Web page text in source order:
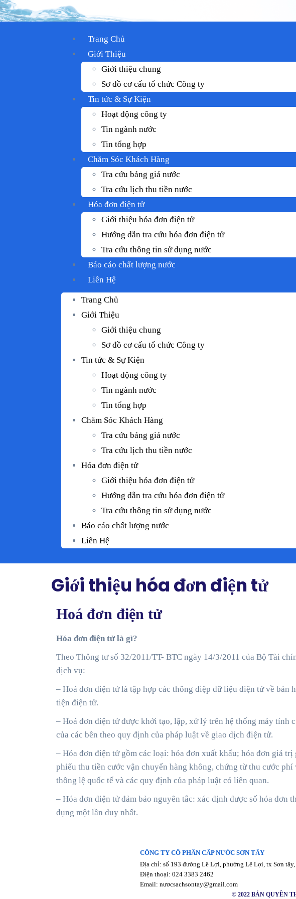
Trang Chủ
Giới Thiệu
Giới thiệu chung
Sơ đồ cơ cấu tổ chức Công ty
Tin tức & Sự Kiện
Hoạt động công ty
Tin ngành nước
Tin tổng hợp
Chăm Sóc Khách Hàng
Tra cứu bảng giá nước
Tra cứu lịch thu tiền nước
Hóa đơn điện tử
Giới thiệu hóa đơn điện tử
Hướng dẫn tra cứu hóa đơn điện tử
Tra cứu thông tin sử dụng nước
Báo cáo chất lượng nước
Liên Hệ
Trang Chủ
Giới Thiệu
Giới thiệu chung
Sơ đồ cơ cấu tổ chức Công ty
Tin tức & Sự Kiện
Hoạt động công ty
Tin ngành nước
Tin tổng hợp
Chăm Sóc Khách Hàng
Tra cứu bảng giá nước
Tra cứu lịch thu tiền nước
Hóa đơn điện tử
Giới thiệu hóa đơn điện tử
Hướng dẫn tra cứu hóa đơn điện tử
Tra cứu thông tin sử dụng nước
Báo cáo chất lượng nước
Liên Hệ
Giới thiệu hóa đơn điện tử
Hoá đơn điện tử
Hóa đơn điện tử là gì?
Theo Thông tư số 32/2011/TT- BTC ngày 14/3/2011 của Bộ Tài
dịch vụ:
– Hoá đơn điện tử là tập hợp các thông điệp dữ liệu điện tử về
tiện điện tử.
– Hoá đơn điện tử được khởi tạo, lập, xử lý trên hệ thống máy tính
của các bên theo quy định của pháp luật về giao dịch điện tử.
– Hóa đơn điện tử gồm các loại: hóa đơn xuất khẩu; hóa đơn giá
phiếu thu tiền cước vận chuyển hàng không, chứng từ thu cước
thông lệ quốc tế và các quy định của pháp luật có liên quan.
– Hóa đơn điện tử đảm bảo nguyên tắc: xác định được số hóa
dụng một lần duy nhất.
CÔNG TY CỔ PHẦN CẤP NƯỚC SƠN TÂY
Địa chỉ: số 193 đường Lê Lợi, phường Lê Lợi, tx Sơn
Điện thoại: 024 3383 2462
Email: nươcsachsontay@gmail.com
© 2022 BẢN QUYỀN